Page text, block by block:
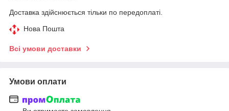
Доставка здійснюється тільки по передоплаті.
Нова Пошта
Всі умови доставки
Умови оплати